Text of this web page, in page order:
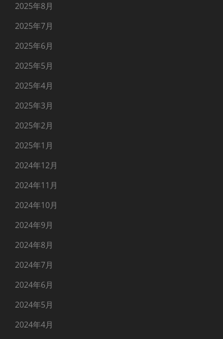
2025年8月
2025年7月
2025年6月
2025年5月
2025年4月
2025年3月
2025年2月
2025年1月
2024年12月
2024年11月
2024年10月
2024年9月
2024年8月
2024年7月
2024年6月
2024年5月
2024年4月